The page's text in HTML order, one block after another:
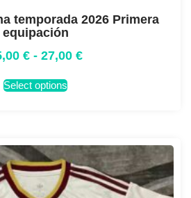
temporada 2026 Primera
equipación
€ - 27,00 €
Select options